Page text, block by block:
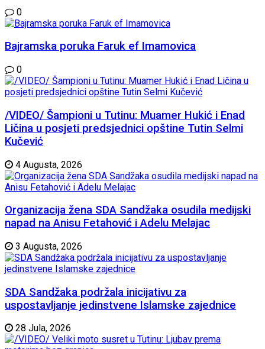
0
Bajramska poruka Faruk ef Imamovica
0
/VIDEO/ Šampioni u Tutinu: Muamer Hukić i Enad
Ličina u posjeti predsjednici opštine Tutin Selmi
Kučević
4 Augusta, 2026
Organizacija žena SDA Sandžaka osudila medijski
napad na Anisu Fetahović i Adelu Melajac
3 Augusta, 2026
SDA Sandžaka podržala inicijativu za
uspostavljanje jedinstvene Islamske zajednice
28 Jula, 2026